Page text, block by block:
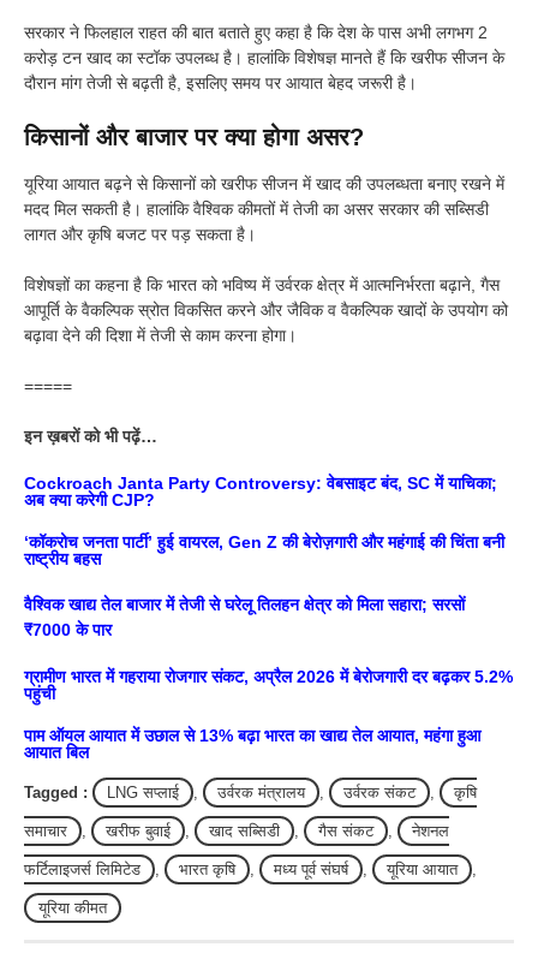
सरकार ने फिलहाल राहत की बात बताते हुए कहा है कि देश के पास अभी लगभग 2
करोड़ टन खाद का स्टॉक उपलब्ध है। हालांकि विशेषज्ञ मानते हैं कि खरीफ सीजन के
दौरान मांग तेजी से बढ़ती है, इसलिए समय पर आयात बेहद जरूरी है।
किसानों और बाजार पर क्या होगा असर?
यूरिया आयात बढ़ने से किसानों को खरीफ सीजन में खाद की उपलब्धता बनाए रखने में
मदद मिल सकती है। हालांकि वैश्विक कीमतों में तेजी का असर सरकार की सब्सिडी
लागत और कृषि बजट पर पड़ सकता है।
विशेषज्ञों का कहना है कि भारत को भविष्य में उर्वरक क्षेत्र में आत्मनिर्भरता बढ़ाने, गैस
आपूर्ति के वैकल्पिक स्रोत विकसित करने और जैविक व वैकल्पिक खादों के उपयोग को
बढ़ावा देने की दिशा में तेजी से काम करना होगा।
=====
इन ख़बरों को भी पढ़ें…
Cockroach Janta Party Controversy: वेबसाइट बंद, SC में याचिका;
अब क्या करेगी CJP?
‘कॉकरोच जनता पार्टी’ हुई वायरल, Gen Z की बेरोज़गारी और महंगाई की चिंता बनी
राष्ट्रीय बहस
वैश्विक खाद्य तेल बाजार में तेजी से घरेलू तिलहन क्षेत्र को मिला सहारा; सरसों
₹7000 के पार
ग्रामीण भारत में गहराया रोजगार संकट, अप्रैल 2026 में बेरोजगारी दर बढ़कर 5.2%
पहुंची
पाम ऑयल आयात में उछाल से 13% बढ़ा भारत का खाद्य तेल आयात, महंगा हुआ
आयात बिल
Tagged : LNG सप्लाई , उर्वरक मंत्रालय , उर्वरक संकट , कृषि
समाचार , खरीफ बुवाई , खाद सब्सिडी , गैस संकट , नेशनल
फर्टिलाइजर्स लिमिटेड , भारत कृषि , मध्य पूर्व संघर्ष , यूरिया आयात ,
यूरिया कीमत